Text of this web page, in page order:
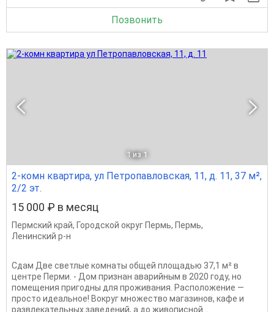
Позвонить
1 из 1
2-комн квартира, ул Петропавловская, 11, д. 11, 37 м²,
2/2 эт.
15 000 ₽ в месяц
Пермский край, Городской округ Пермь, Пермь,
Ленинский р-н
Сдам Две светлые комнаты общей площадью 37,1 м² в
центре Перми. - Дом признан аварийным в 2020 году, но
помещения пригодны для проживания. Расположение —
просто идеальное! Вокруг множество магазинов, кафе и
развлекательных заведений, а до живописной...